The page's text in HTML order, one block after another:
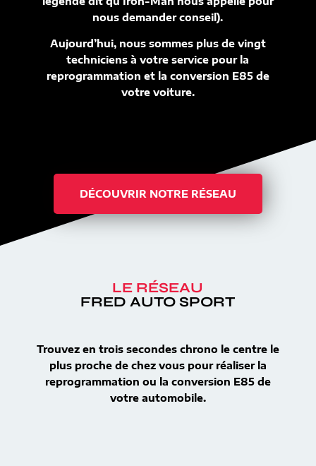
nous demander conseil).
Aujourd’hui, nous sommes plus de vingt
techniciens à votre service pour la
reprogrammation et la conversion E85 de
votre voiture.
DÉCOUVRIR NOTRE RÉSEAU
LE RÉSEAU
FRED AUTO SPORT
Trouvez en trois secondes chrono le centre le
plus proche de chez vous pour réaliser la
reprogrammation ou la conversion E85 de
votre automobile.